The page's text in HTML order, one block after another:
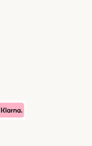
Method
Method
Payment Method